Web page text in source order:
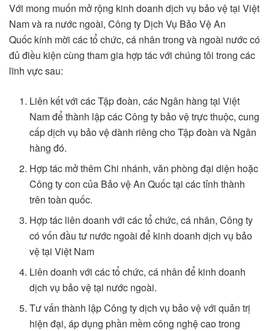
Với mong muốn mở rộng kinh doanh dịch vụ bảo vệ tại Việt
Nam và ra nước ngoài, Công ty Dịch Vụ Bảo Vệ An
Quốc kính mời các tổ chức, cá nhân trong và ngoài nước có
đủ điều kiện cùng tham gia hợp tác với chúng tôi trong các
lĩnh vực sau:
Liên kết với các Tập đoàn, các Ngân hàng tại Việt
Nam để thành lập các Công ty bảo vệ trực thuộc, cung
cấp dịch vụ bảo vệ dành riêng cho Tập đoàn và Ngân
hàng đó.
Hợp tác mở thêm Chi nhánh, văn phòng đại diện hoặc
Công ty con của Bảo vệ An Quốc tại các tỉnh thành
trên toàn quốc.
Hợp tác liên doanh với các tổ chức, cá nhân, Công ty
có vốn đầu tư nước ngoài để kinh doanh dịch vụ bảo
vệ tại Việt Nam
Liên doanh với các tổ chức, cá nhân để kinh doanh
dịch vụ bảo vệ tại nước ngoài.
Tư vấn thành lập Công ty dịch vụ bảo vệ với quản trị
hiện đại, áp dụng phần mềm công nghệ cao trong